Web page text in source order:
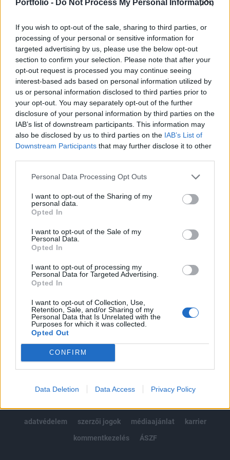
Portfolio - Do Not Process My Personal Information
If you wish to opt-out of the sale, sharing to third parties, or
processing of your personal or sensitive information for
targeted advertising by us, please use the below opt-out
section to confirm your selection. Please note that after your
opt-out request is processed you may continue seeing
interest-based ads based on personal information utilized by
us or personal information disclosed to third parties prior to
your opt-out. You may separately opt-out of the further
disclosure of your personal information by third parties on the
IAB’s list of downstream participants. This information may
also be disclosed by us to third parties on the IAB’s List of
Downstream Participants that may further disclose it to other
Personal Data Processing Opt Outs
I want to opt-out of the Sharing of my
personal data.
Opted In
I want to opt-out of the Sale of my
Personal Data.
Opted In
I want to opt-out of processing my
Personal Data for Targeted Advertising.
Opted In
I want to opt-out of Collection, Use,
Retention, Sale, and/or Sharing of my
Personal Data that Is Unrelated with the
Purposes for which it was collected.
Opted Out
CONFIRM
Data Deletion Data Access Privacy Policy
Novák Katalin ismertetése szerint ezzel kapcsolatos, hogy
a kormány tovább könnyítette a július 1-jétől kérhető
babaváró támogatás igénylését. Mint mondta, azt
szeretnénk, ha a lehető legszélesebb körnek és a leginkább
zökkenőmentesen hozzáférhető legyen ez a támogatási
forma. Elmondta, hogy a rendeletet úgy bővítették, hogy a
júliusban született kisbabák családjára...
KEDVES OLVASÓNK!
A keresett cikk a portfolio.hu hírarchívumához
tartozik, melynek olvasása előfizetéses
Az előfizetés a következőket tartalmazza:
Kötéslisták: BÉT elmúlt 2 év napon belüli
kötéslistái
Előfizetés
MÁR ELŐFIZETŐNK VAGY?BEJELENTKEZÉS
© 2026 Portfolio
adatvédelem
szerzői jogok médiaajánlat
karrier
kommentkezelés
ÁSZF